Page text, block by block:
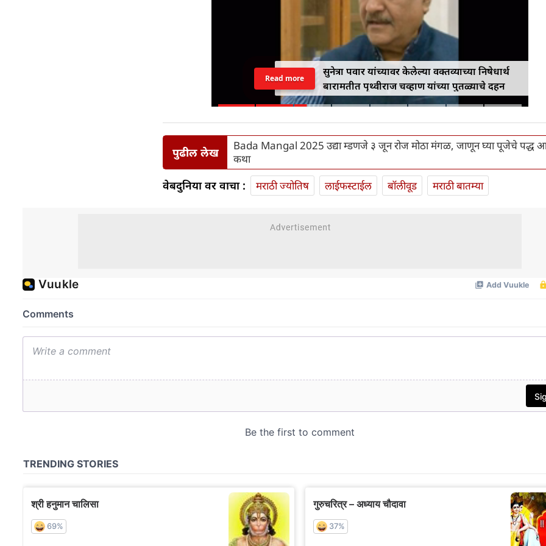
सुनेत्रा पवार यांच्यावर केलेल्या वक्तव्याच्या निषेधार्थ
बारामतीत पृथ्वीराज चव्हाण यांच्या पुतळ्याचे दहन
Read more
पुढील लेख
Bada Mangal 2025 उद्या म्डणजे ३ जून रोज मोठा मंगळ, जाणून घ्या पूजेचे पद्ध
कथा
वेबदुनिया वर वाचा : मराठी ज्योतिष लाईफस्टाईल बॉलीवूड मराठी बातम्या